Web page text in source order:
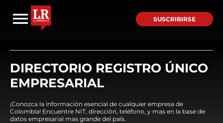
SUSCRIBIRSE
DIRECTORIO REGISTRO ÚNICO
EMPRESARIAL
¡Conozca la información esencial de cualquier empresa de
Colombia! Encuentre NIT, dirección, teléfono, y mas en la base de
datos empresarial mas grande del país.